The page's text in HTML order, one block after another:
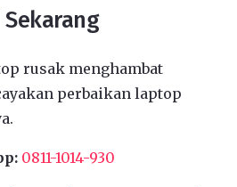
rusak menghambat
perbaikan laptop
0811-1014-930